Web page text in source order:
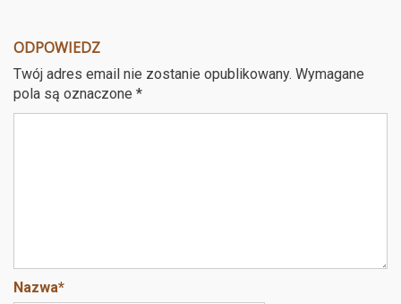
b
o
er es
ODPOWIEDZ
Twój adres email nie zostanie opublikowany. Wymagane
pola są oznaczone *
Nazwa*